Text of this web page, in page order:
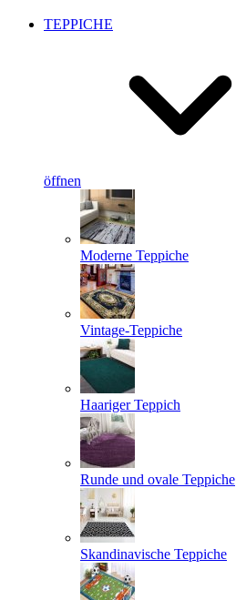
TEPPICHE
öffnen
Moderne Teppiche
Vintage-Teppiche
Haariger Teppich
Runde und ovale Teppiche
Skandinavische Teppiche